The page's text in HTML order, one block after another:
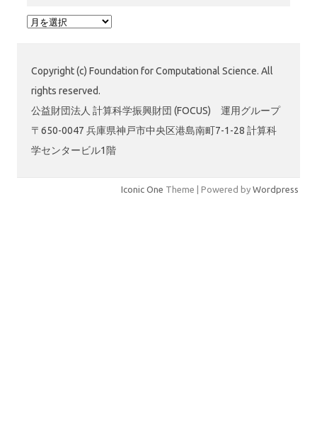
ア
ブ
Copyright (c) Foundation for Computational Science. All
rights reserved.
公益財団法人 計算科学振興財団 (FOCUS) 運用グループ
〒650-0047 兵庫県神戸市中央区港島南町7-1-28 計算科
学センタービル1階
Iconic One Theme | Powered by Wordpress